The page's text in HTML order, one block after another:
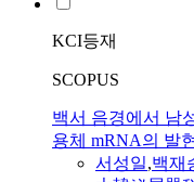
KCI등재
SCOPUS
백서 음경에서 남
용체 mRNA의 발
서성일,백재